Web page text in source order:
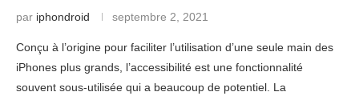
par iphondroid septembre 2, 2021
Conçu à l’origine pour faciliter l’utilisation d’une seule main des
iPhones plus grands, l’accessibilité est une fonctionnalité
souvent sous-utilisée qui a beaucoup de potentiel. La